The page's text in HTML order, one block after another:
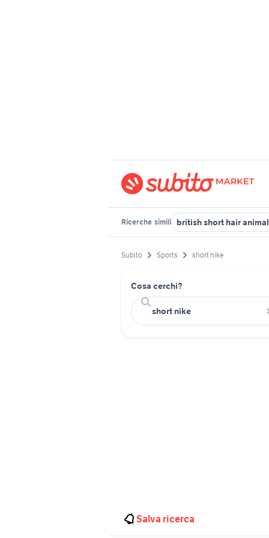
Ricerche simili british short hair
Subito Sports short nike
Cosa cerchi?
Salva ricerca